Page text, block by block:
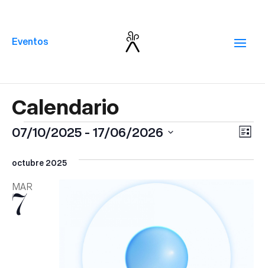
Eventos
Eventos Lista
07/10/2025 - 17/06/2026
la
octubre 2025
MAR
7